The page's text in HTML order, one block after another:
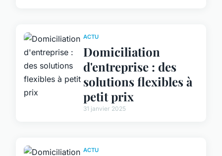
ACTU
Domiciliation
d'entreprise : des
solutions flexibles à
petit prix
31 janvier 2025
ACTU